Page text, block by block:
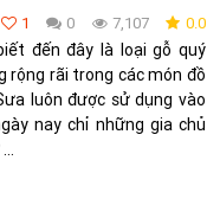
1 0 7,107 0.0
đến đây là loại gỗ quý
rộng rãi trong các món đồ
luôn được sử dụng vào
nay chỉ những gia chủ